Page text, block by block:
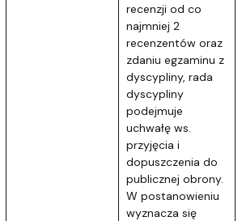
recenzji od co
najmniej 2
recenzentów oraz
zdaniu egzaminu z
dyscypliny, rada
dyscypliny
podejmuje
uchwałę ws.
przyjęcia i
dopuszczenia do
publicznej obrony.
W postanowieniu
wyznacza się